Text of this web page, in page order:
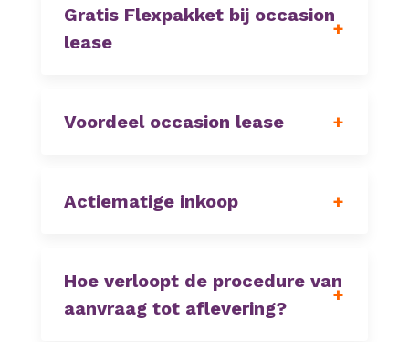
Gratis Flexpakket bij occasion
lease
Voordeel occasion lease
Actiematige inkoop
Hoe verloopt de procedure van
aanvraag tot aflevering?